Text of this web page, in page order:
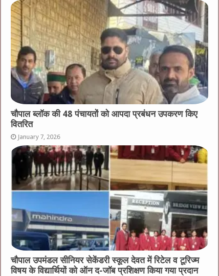
चौपाल ब्लॉक की 48 पंचायतों को आपदा प्रबंधन उपकरण किए
वितरित
January 7, 2026
चौपाल उपमंडल सीनियर सेकेंडरी स्कूल देवत में रिटेल व टूरिज्म
विषय के विद्यार्थियों को ऑन द-जॉब प्रशिक्षण किया गया प्रदान